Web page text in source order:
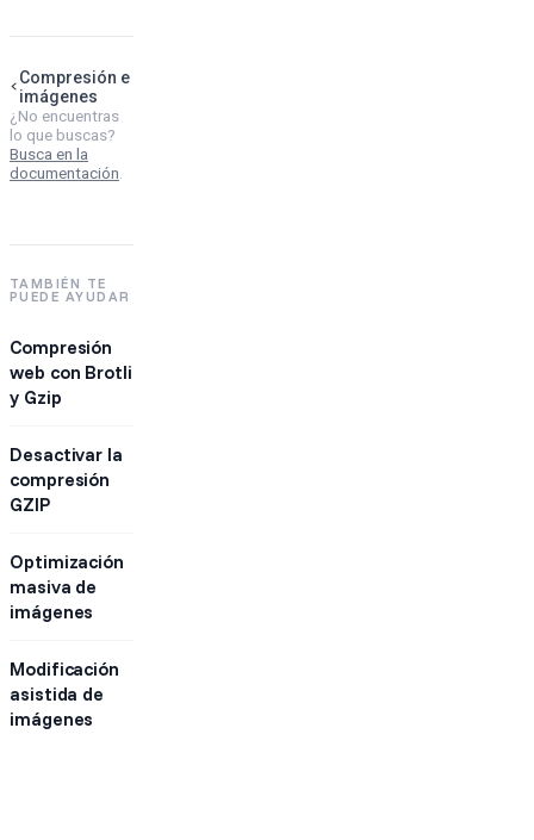
Compresión e
imágenes
¿No encuentras
lo que buscas?
Busca en la
documentación
TAMBIÉN TE
PUEDE AYUDAR
Compresión
web con Brotli
y Gzip
Desactivar la
compresión
GZIP
Optimización
masiva de
imágenes
Modificación
asistida de
imágenes